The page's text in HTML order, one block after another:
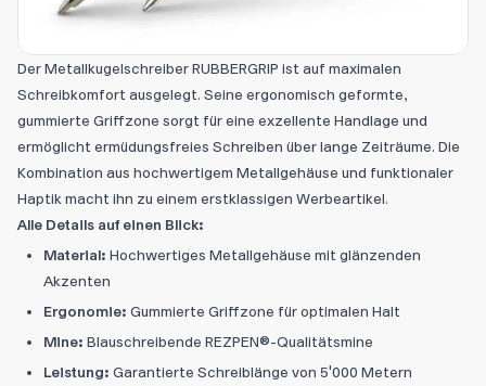
Der Metallkugelschreiber RUBBERGRIP ist auf maximalen
Schreibkomfort ausgelegt. Seine ergonomisch geformte,
gummierte Griffzone sorgt für eine exzellente Handlage und
ermöglicht ermüdungsfreies Schreiben über lange Zeiträume. Die
Kombination aus hochwertigem Metallgehäuse und funktionaler
Haptik macht ihn zu einem erstklassigen Werbeartikel.
Alle Details auf einen Blick:
Material: Hochwertiges Metallgehäuse mit glänzenden
Akzenten
Ergonomie: Gummierte Griffzone für optimalen Halt
Mine: Blauschreibende REZPEN®-Qualitätsmine
Leistung: Garantierte Schreiblänge von 5'000 Metern